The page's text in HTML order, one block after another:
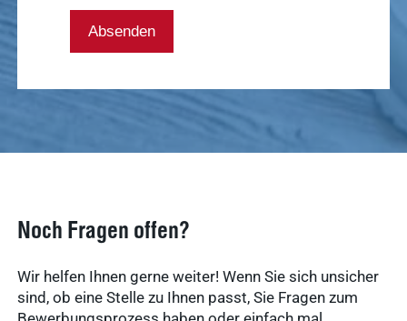
Absenden
Noch Fragen offen?
Wir helfen Ihnen gerne weiter! Wenn Sie sich unsicher
sind, ob eine Stelle zu Ihnen passt, Sie Fragen zum